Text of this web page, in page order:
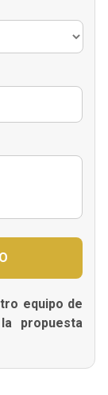
equipo de
propuesta